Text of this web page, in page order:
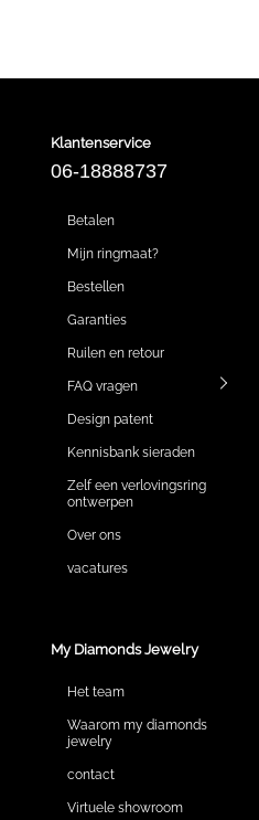
Klantenservice
06-18888737
Betalen
Mijn ringmaat?
Bestellen
Garanties
Ruilen en retour
FAQ vragen
Design patent
Kennisbank sieraden
Zelf een verlovingsring
ontwerpen
Over ons
vacatures
My Diamonds Jewelry
Het team
Waarom my diamonds
jewelry
contact
Virtuele showroom